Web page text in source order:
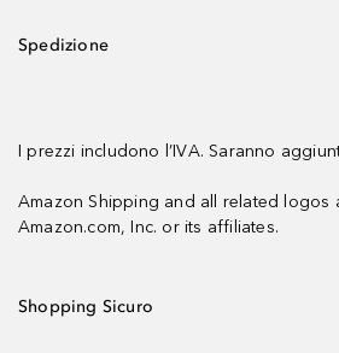
Spedizione
I prezzi includono l’IVA. Saranno
Amazon Shipping and all related logos
Amazon.com, Inc. or its affiliates.
Shopping Sicuro